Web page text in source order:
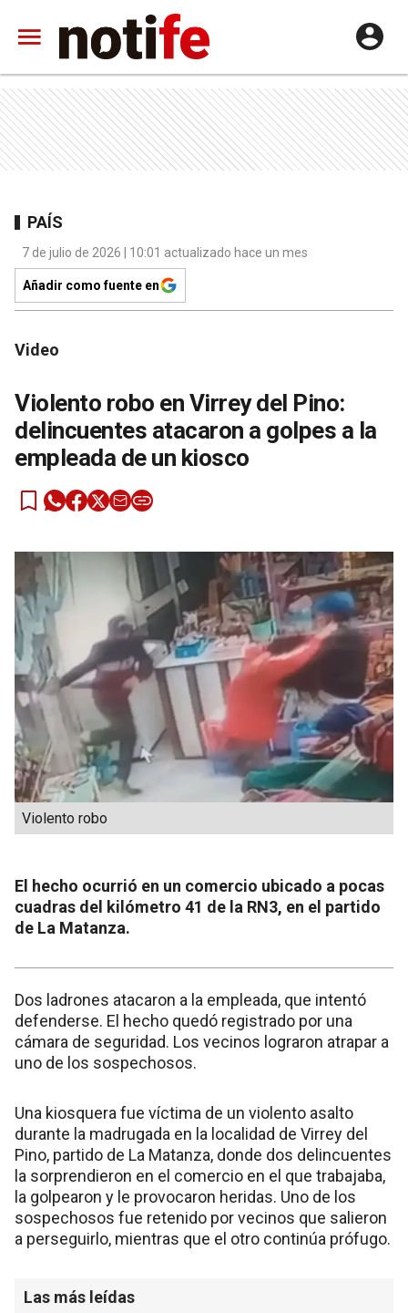
PAÍS
7 de julio de 2026 | 10:01 actualizado hace un mes
Añadir como fuente en
Video
Violento robo en Virrey del Pino:
delincuentes atacaron a golpes a la
empleada de un kiosco
Violento robo
El hecho ocurrió en un comercio ubicado a pocas
cuadras del kilómetro 41 de la RN3, en el partido
de La Matanza.
Dos ladrones atacaron a la empleada, que intentó
defenderse. El hecho quedó registrado por una
cámara de seguridad. Los vecinos lograron atrapar a
uno de los sospechosos.
Una kiosquera fue víctima de un violento asalto
durante la madrugada en la localidad de Virrey del
Pino, partido de La Matanza, donde dos delincuentes
la sorprendieron en el comercio en el que trabajaba,
la golpearon y le provocaron heridas. Uno de los
sospechosos fue retenido por vecinos que salieron
a perseguirlo, mientras que el otro continúa prófugo.
Las más leídas